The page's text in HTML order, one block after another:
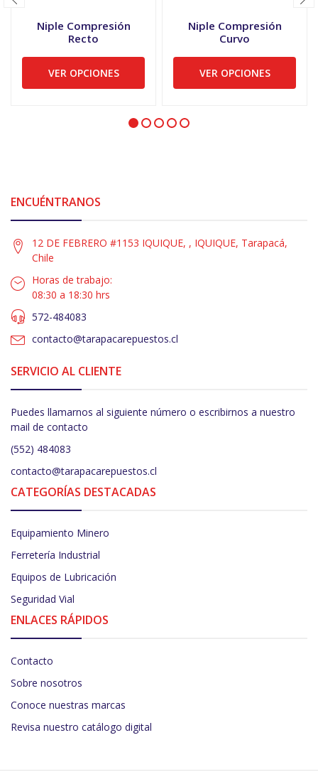
Niple Compresión
Recto
VER OPCIONES
Niple Compresión
Curvo
VER OPCIONES
ENCUÉNTRANOS
12 DE FEBRERO #1153 IQUIQUE, , IQUIQUE, Tarapacá,
Chile
Horas de trabajo:
08:30 a 18:30 hrs
572-484083
contacto@tarapacarepuestos.cl
SERVICIO AL CLIENTE
Puedes llamarnos al siguiente número o escribirnos a nuestro
mail de contacto
(552) 484083
contacto@tarapacarepuestos.cl
CATEGORÍAS DESTACADAS
Equipamiento Minero
Ferretería Industrial
Equipos de Lubricación
Seguridad Vial
ENLACES RÁPIDOS
Contacto
Sobre nosotros
Conoce nuestras marcas
Revisa nuestro catálogo digital